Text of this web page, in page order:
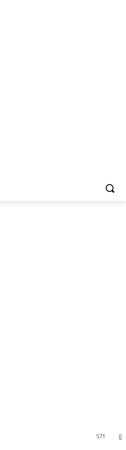
0
571